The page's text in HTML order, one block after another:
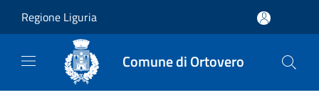
Regione Liguria
Comune di Ortovero